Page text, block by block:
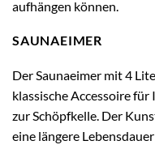
aufhängen können.
SAUNAEIMER
Der Saunaeimer mit 4
klassische Accessoire
zur Schöpfkelle. Der
eine längere